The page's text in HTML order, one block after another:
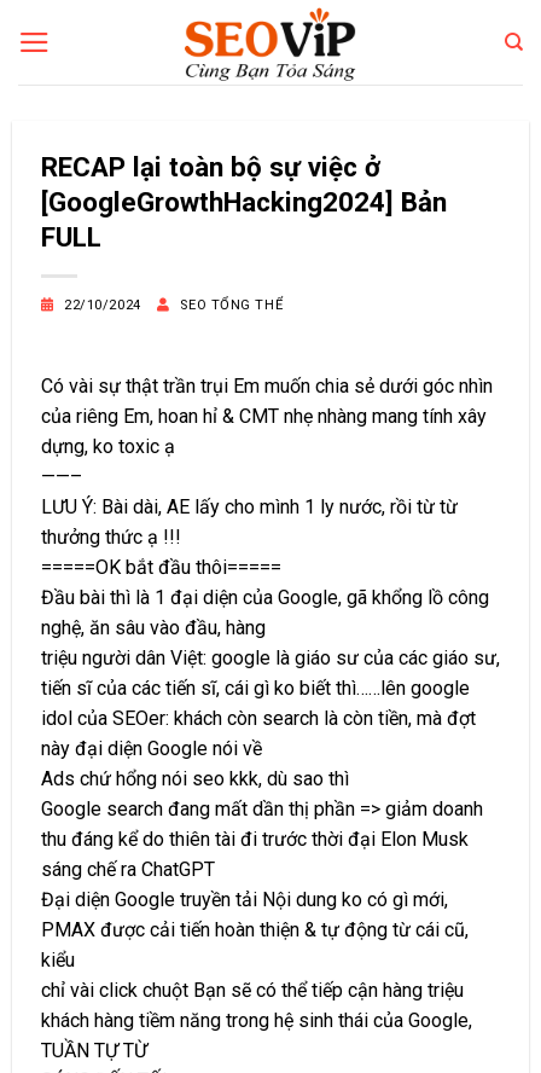
qua
RECAP lại toàn bộ sự việc ở
[GoogleGrowthHacking2024] Bản
FULL
22/10/2024 SEO TỔNG THỂ
Có vài sự thật trần trụi Em muốn chia sẻ dưới góc nhìn
của riêng Em, hoan hỉ & CMT nhẹ nhàng mang tính xây
dựng, ko toxic ạ
——–
LƯU Ý: Bài dài, AE lấy cho mình 1 ly nước, rồi từ từ
thưởng thức ạ !!!
=====OK bắt đầu thôi=====
Đầu bài thì là 1 đại diện của Google, gã khổng lồ công
nghệ, ăn sâu vào đầu, hàng
triệu người dân Việt: google là giáo sư của các giáo sư,
tiến sĩ của các tiến sĩ, cái gì ko biết thì……lên google
idol của SEOer: khách còn search là còn tiền, mà đợt
này đại diện Google nói về
Ads chứ hổng nói seo kkk, dù sao thì
Google search đang mất dần thị phần => giảm doanh
thu đáng kể do thiên tài đi trước thời đại Elon Musk
sáng chế ra ChatGPT
Đại diện Google truyền tải Nội dung ko có gì mới,
PMAX được cải tiến hoàn thiện & tự động từ cái cũ,
kiểu
chỉ vài click chuột Bạn sẽ có thể tiếp cận hàng triệu
khách hàng tiềm năng trong hệ sinh thái của Google,
TUẦN TỰ TỪ